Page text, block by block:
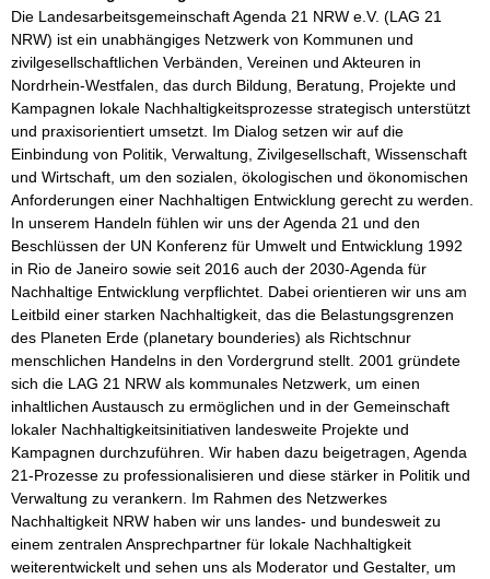
Die Landesarbeitsgemeinschaft Agenda 21 NRW e.V. (LAG 21
NRW) ist ein unabhängiges Netzwerk von Kommunen und
zivilgesellschaftlichen Verbänden, Vereinen und Akteuren in
Nordrhein-Westfalen, das durch Bildung, Beratung, Projekte und
Kampagnen lokale Nachhaltigkeitsprozesse strategisch unterstützt
und praxisorientiert umsetzt. Im Dialog setzen wir auf die
Einbindung von Politik, Verwaltung, Zivilgesellschaft, Wissenschaft
und Wirtschaft, um den sozialen, ökologischen und ökonomischen
Anforderungen einer Nachhaltigen Entwicklung gerecht zu werden.
In unserem Handeln fühlen wir uns der Agenda 21 und den
Beschlüssen der UN Konferenz für Umwelt und Entwicklung 1992
in Rio de Janeiro sowie seit 2016 auch der 2030-Agenda für
Nachhaltige Entwicklung verpflichtet. Dabei orientieren wir uns am
Leitbild einer starken Nachhaltigkeit, das die Belastungsgrenzen
des Planeten Erde (planetary bounderies) als Richtschnur
menschlichen Handelns in den Vordergrund stellt. 2001 gründete
sich die LAG 21 NRW als kommunales Netzwerk, um einen
inhaltlichen Austausch zu ermöglichen und in der Gemeinschaft
lokaler Nachhaltigkeitsinitiativen landesweite Projekte und
Kampagnen durchzuführen. Wir haben dazu beigetragen, Agenda
21-Prozesse zu professionalisieren und diese stärker in Politik und
Verwaltung zu verankern. Im Rahmen des Netzwerkes
Nachhaltigkeit NRW haben wir uns landes- und bundesweit zu
einem zentralen Ansprechpartner für lokale Nachhaltigkeit
weiterentwickelt und sehen uns als Moderator und Gestalter, um